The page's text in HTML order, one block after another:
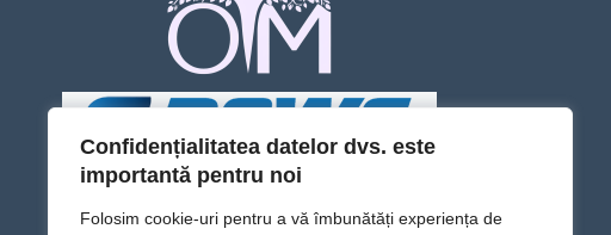
Confidențialitatea datelor dvs. este
importantă pentru noi
Folosim cookie-uri pentru a vă îmbunătăți experiența de